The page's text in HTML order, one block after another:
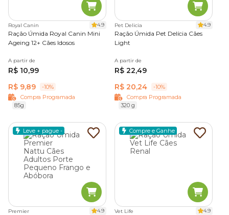
Royal Canin 4.9
Ração Úmida Royal Canin Mini
Ageing 12+ Cães Idosos
A partir de
R$ 10,99
R$ 9,89
-10%
Compra Programada
85g
Pet Delicia 4.9
Ração Úmida Pet Delícia Cães
Light
A partir de
R$ 22,49
R$ 20,24
-10%
Compra Programada
320 g
Leve + pague -
Premier 4.9
Compre e Ganhe
Vet Life 4.9